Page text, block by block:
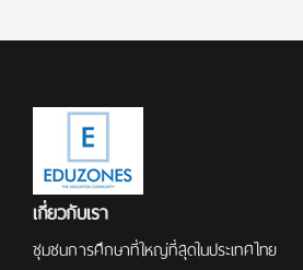
เกี่ยวกับเรา
ชุมชนการศึกษาที่ใหญ่ที่สุดในประเทศไทย